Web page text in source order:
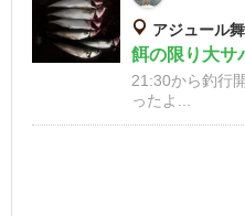
アジュール
餌の限り大サ
21:30から釣行
ったよ...